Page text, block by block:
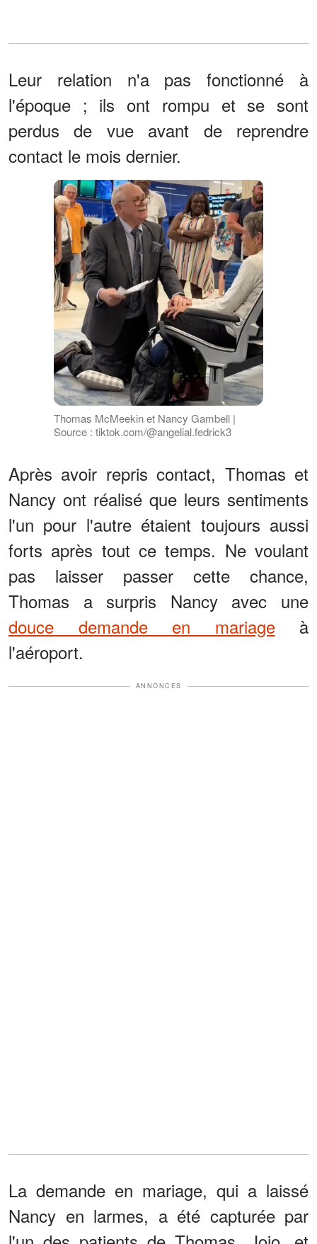
Leur relation n'a pas fonctionné à
l'époque ; ils ont rompu et se sont
perdus de vue avant de reprendre
contact le mois dernier.
Thomas McMeekin et Nancy Gambell |
Source : tiktok.com/@angelial.fedrick3
Après avoir repris contact, Thomas et
Nancy ont réalisé que leurs sentiments
l'un pour l'autre étaient toujours aussi
forts après tout ce temps. Ne voulant
pas laisser passer cette chance,
Thomas a surpris Nancy avec une
douce demande en mariageà
l'aéroport.
ANNONCES
La demande en mariage, qui a laissé
Nancy en larmes, a été capturée par